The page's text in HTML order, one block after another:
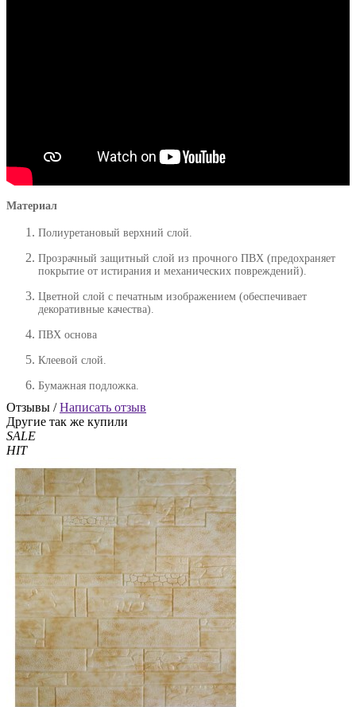
Материал
Полиуретановый верхний слой.
Прозрачный защитный слой из прочного ПВХ (предохраняет
покрытие от истирания и механических повреждений).
Цветной слой с печатным изображением (обеспечивает
декоративные качества).
ПВХ основа
Клеевой слой.
Бумажная подложка.
Отзывы /Написать отзыв
Другие так же купили
SALE
HIT